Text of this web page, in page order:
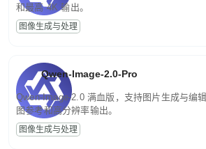
和最高 4K 输出。
图像生成与处理
Qwen-Image-2.0-Pro
Qwen-Image-2.0 满血版，支持图片生成与编
图参考和高分辨率输出。
图像生成与处理